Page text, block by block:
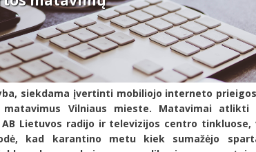
siekdama įvertinti mobiliojo interneto
Vilniaus mieste. Matavimai atlikti
AB Lietuvos radijo ir televizijos centro tinkluose,
kad karantino metu kiek sumažėjo